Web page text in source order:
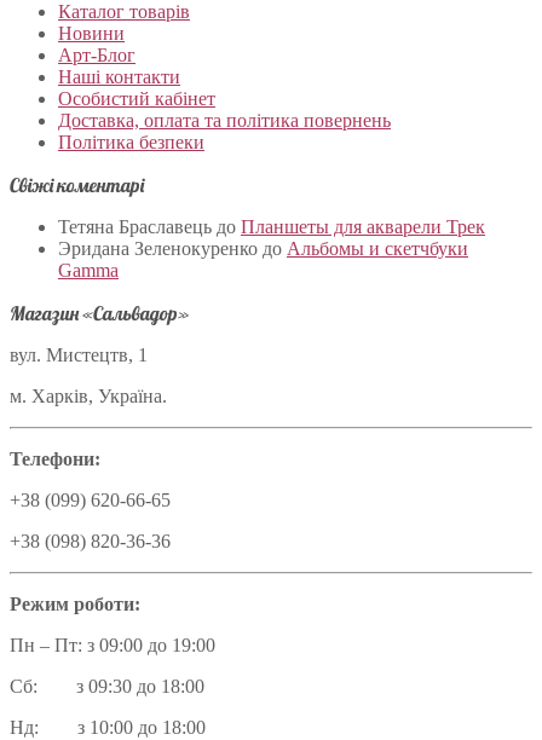
Каталог товарів
Новини
Арт-Блог
Наші контакти
Особистий кабінет
Доставка, оплата та політика повернень
Політика безпеки
Свіжі коментарі
Тетяна Браславець до Планшеты для акварели Трек
Эридана Зеленокуренко до Альбомы и скетчбуки
Gamma
Магазин «Сальвадор»
вул. Мистецтв, 1
м. Харків, Україна.
Телефони:
+38 (099) 620-66-65
+38 (098) 820-36-36
Режим роботи:
Пн – Пт: з 09:00 до 19:00
Сб: з 09:30 до 18:00
Нд: з 10:00 до 18:00